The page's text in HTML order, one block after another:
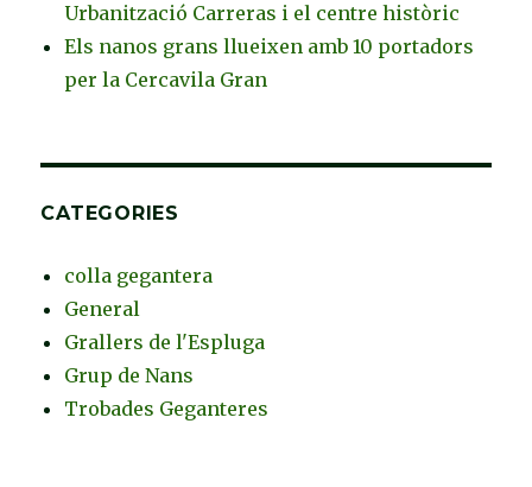
Urbanització Carreras i el centre històric
Els nanos grans llueixen amb 10 portadors
per la Cercavila Gran
CATEGORIES
colla gegantera
General
Grallers de l'Espluga
Grup de Nans
Trobades Geganteres